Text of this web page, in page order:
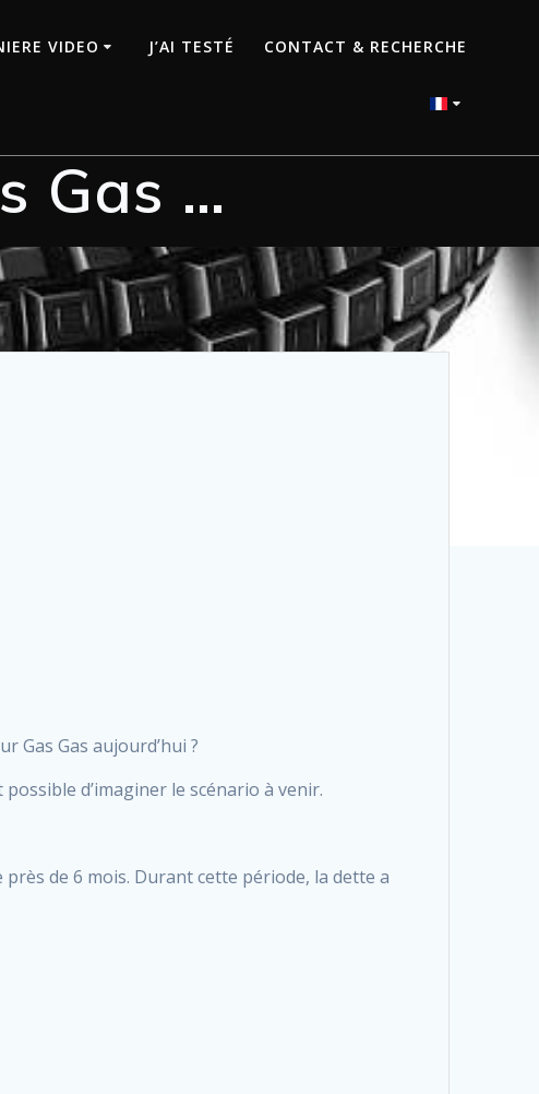
VIDEO J’AI TESTÉ CONTACT & RECHERCHE
Gas …
Gas Gas aujourd’hui ?
d’imaginer le scénario à venir.
près de 6 mois. Durant cette période, la dette a